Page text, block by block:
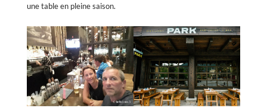
une table en pleine saison.